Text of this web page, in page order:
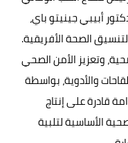
أبيبي جينيتو باي،
الصحة الأفريقية.
وتعزيز الأمن الصحي
والأدوية، بواسطة
قادرة على إنتاج
الأساسية لتلبية